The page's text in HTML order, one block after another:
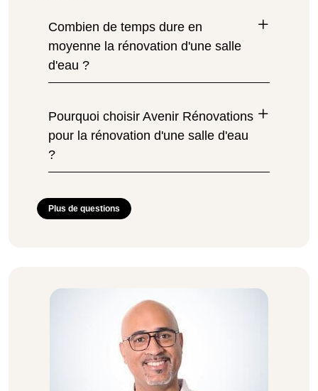
Combien de temps dure en
moyenne la rénovation d'une salle
d'eau ?
Pourquoi choisir Avenir Rénovations
pour la rénovation d'une salle d'eau
?
Plus de questions